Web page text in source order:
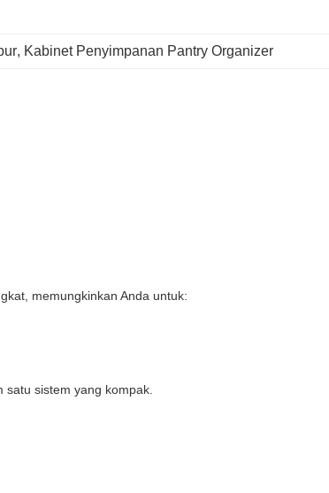
, Kabinet Penyimpanan Pantry Organizer
memungkinkan Anda untuk:
satu sistem yang kompak.